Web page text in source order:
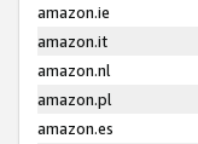
amazon.ie
amazon.it
amazon.nl
amazon.pl
amazon.es